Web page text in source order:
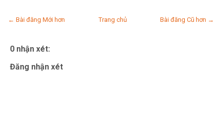
← Bài đăng Mới hơn Bài đăng Cũ hơn →
Trang chủ
0 nhận xét:
Đăng nhận xét